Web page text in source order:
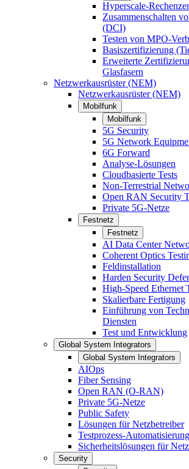
Hyperscale-
Zusammenschalten
(DCI)
Testen von MPO-
Basiszertifizierung
Erweiterte
Glasfasern
Netzwerkausrüster (NEM)
Netzwerkausrüster (NEM)
Mobilfunk
Mobilfunk
5G Security
5G Network
6G Forward
Analyse-Lösungen
Cloudbasierte Tests
Non-Terrestrial
Open RAN Security
Private 5G-Netze
Festnetz
Festnetz
AI Data Center
Coherent Optics
Feldinstallation
Harden Security
High-Speed Ethernet
Skalierbare Fertigung
Einführung von
Diensten
Test und Entwicklung
Global System Integrators
Global System Integrators
AIOps
Fiber Sensing
Open RAN (O-RAN)
Private 5G-Netze
Public Safety
Lösungen für Netzbetreiber
Testprozess-
Sicherheitslösungen für
Security